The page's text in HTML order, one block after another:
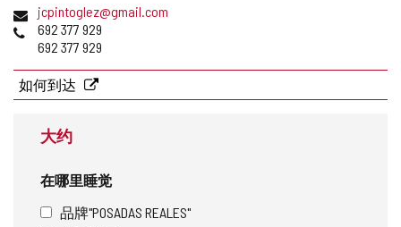
地
址
电
子
地
址
jcpintoglez@gmail.com
电
692 377 929
692 377 929
如何到达
大约
在哪里睡觉
品牌"POSADAS REALES"